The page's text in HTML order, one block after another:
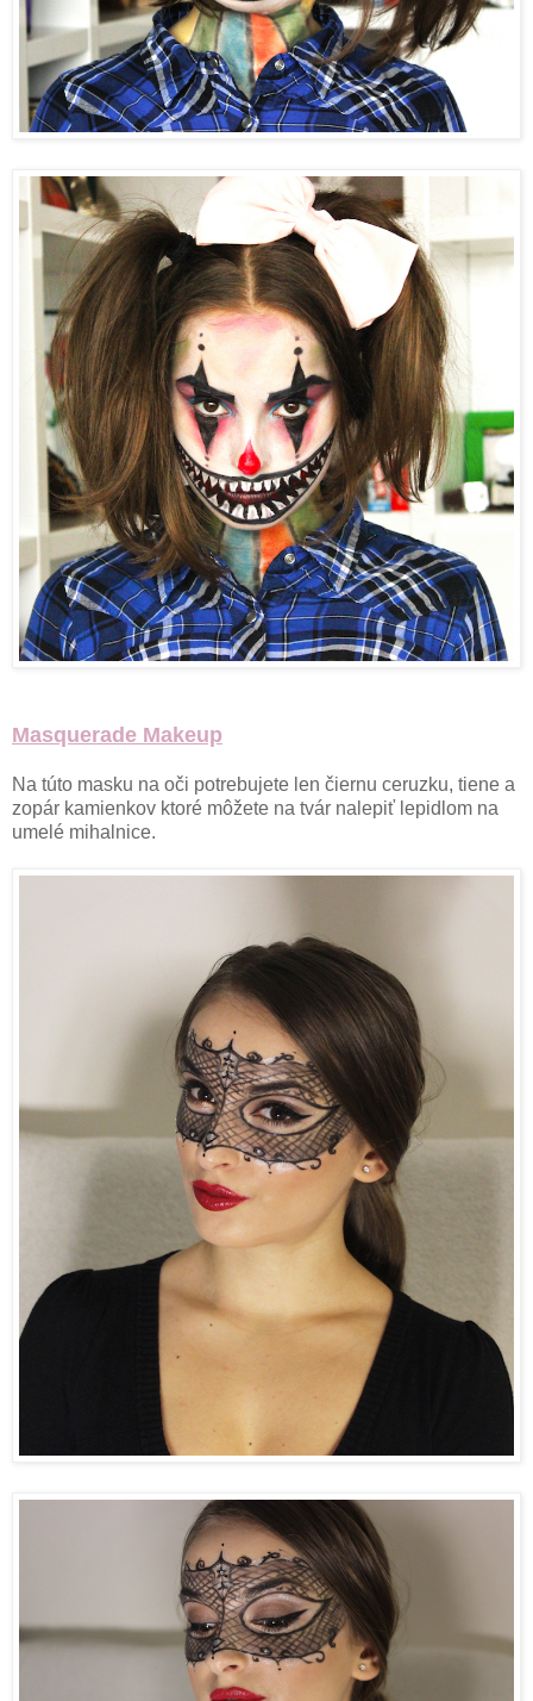
Masquerade Makeup
Na túto masku na oči potrebujete len čiernu ceruzku, tiene a
zopár kamienkov ktoré môžete na tvár nalepiť lepidlom na
umelé mihalnice.